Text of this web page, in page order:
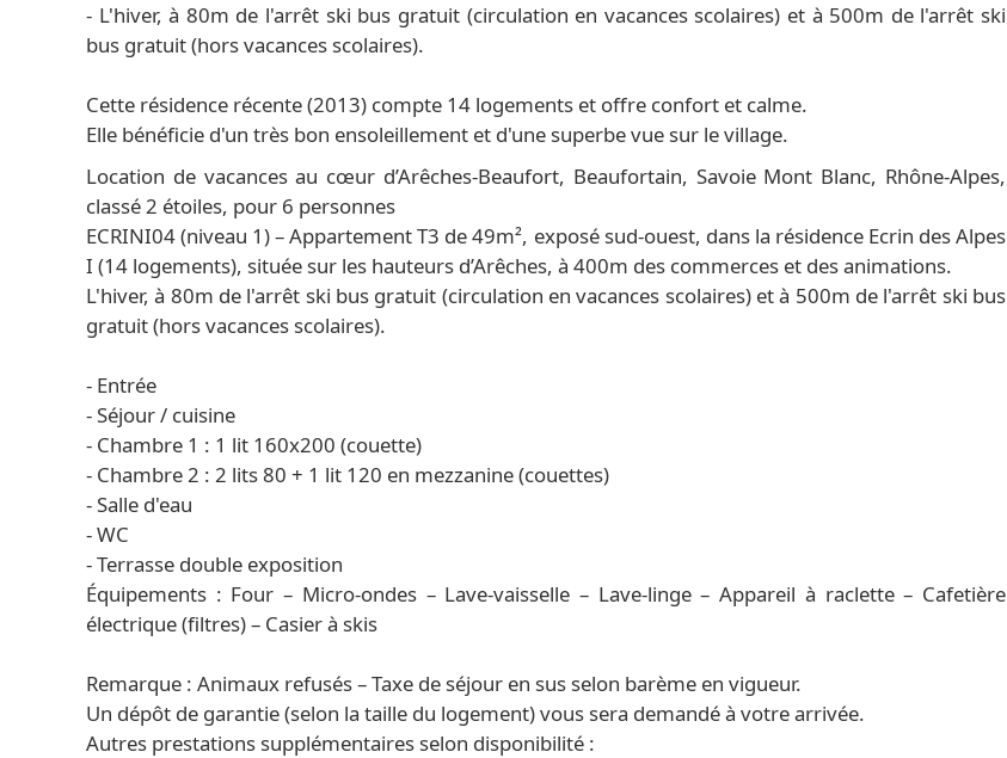
- L'hiver, à 80m de l'arrêt ski bus gratuit (circulation en vacances scolaires) et à 500m de l'arrêt ski
bus gratuit (hors vacances scolaires).
Cette résidence récente (2013) compte 14 logements et offre confort et calme.
Elle bénéficie d'un très bon ensoleillement et d'une superbe vue sur le village.
Location de vacances au cœur d’Arêches-Beaufort, Beaufortain, Savoie Mont Blanc, Rhône-Alpes,
classé 2 étoiles, pour 6 personnes
ECRINI04 (niveau 1) – Appartement T3 de 49m², exposé sud-ouest, dans la résidence Ecrin des Alpes
I (14 logements), située sur les hauteurs d’Arêches, à 400m des commerces et des animations.
L'hiver, à 80m de l'arrêt ski bus gratuit (circulation en vacances scolaires) et à 500m de l'arrêt ski bus
gratuit (hors vacances scolaires).
- Entrée
- Séjour / cuisine
- Chambre 1 : 1 lit 160x200 (couette)
- Chambre 2 : 2 lits 80 + 1 lit 120 en mezzanine (couettes)
- Salle d'eau
- WC
- Terrasse double exposition
Équipements : Four – Micro-ondes – Lave-vaisselle – Lave-linge – Appareil à raclette – Cafetière
électrique (filtres) – Casier à skis
Remarque : Animaux refusés – Taxe de séjour en sus selon barème en vigueur.
Un dépôt de garantie (selon la taille du logement) vous sera demandé à votre arrivée.
Autres prestations supplémentaires selon disponibilité :